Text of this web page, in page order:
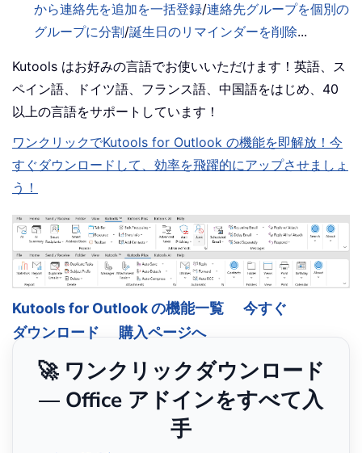
から連絡先を追加を一括登録/連絡先グループを個別の
グループに分割/誕生日のリマインダーを削除...
Kutools はお好みの言語でお使いいただけます！英語、ス
ペイン語、ドイツ語、フランス語、中国語をはじめ、40
以上の言語をサポートしています！
ワンクリックでKutools for Outlook の機能を即解放！今
すぐダウンロードして、効率を飛躍的にアップさせましょ
う！
Kutools for Outlook の機能一覧
今すぐ
ダウンロード
購入ページへ
🚀 ワンクリックダウンロード
— Office アドインをすべて入
手